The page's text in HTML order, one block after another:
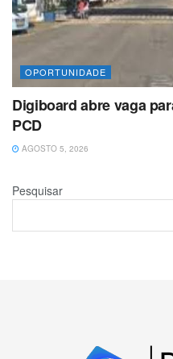
OPORTUNIDADE
Digiboard abre vaga
PCD
AGOSTO 5, 2026
Pesquisar